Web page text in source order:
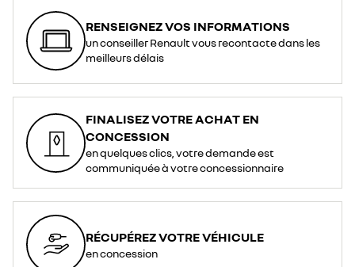
RENSEIGNEZ VOS INFORMATIONS
un conseiller Renault vous recontacte dans les
meilleurs délais
FINALISEZ VOTRE ACHAT EN
CONCESSION
en quelques clics, votre demande est
communiquée à votre concessionnaire
RÉCUPÉREZ VOTRE VÉHICULE
en concession